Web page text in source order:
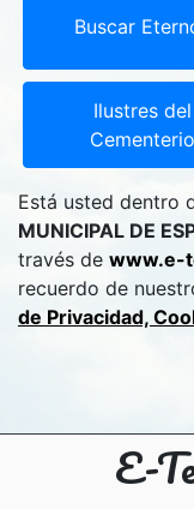
Buscar
Ilustres del
Cementerio
Está usted dentro
MUNICIPAL DE
través de www.e-
recuerdo de
de Privacidad,
E-